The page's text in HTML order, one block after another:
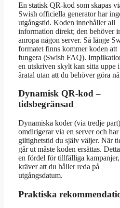
En statisk QR-kod som skapas
Swish officiella generator har
utgångstid. Koden innehåller all
information direkt; den behöver
anropa någon server. Så länge
formatet finns kommer koden att
fungera (Swish FAQ).
en utskriven skylt kan sitta uppe i
åratal utan att du behöver göra
Dynamisk QR-kod –
tidsbegränsad
Dynamiska koder (via tredje part)
omdirigerar via en server och har
giltighetstid du själv väljer. När
går ut måste koden ersättas.
en fördel för tillfälliga
kräver att du håller reda på
utgångsdatum.
Praktiska